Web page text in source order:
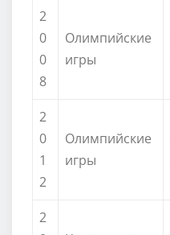
2
0
0
8
Олимпийские
игры
2
0
1
2
Олимпийские
игры
2